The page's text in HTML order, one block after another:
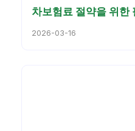
차보험료 절약을 위한
2026-03-16